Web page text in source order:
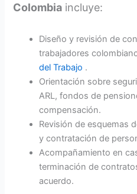
Colombia incluye:
Diseño y revisión de
trabajadores
del Trabajo .
Orientación sobre
ARL, fondos de
compensación.
Revisión de esquemas
y contratación de
Acompañamiento en
terminación de
acuerdo.